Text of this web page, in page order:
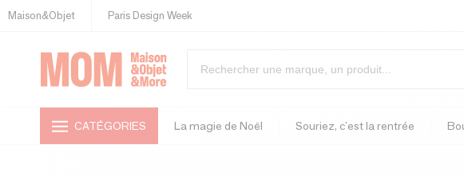
Maison&Objet Paris Design Week
CATÉGORIES La magie de Noël Souriez, c'est la rentrée